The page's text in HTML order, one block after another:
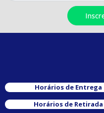
Horários de Entrega
Horários de Retirada